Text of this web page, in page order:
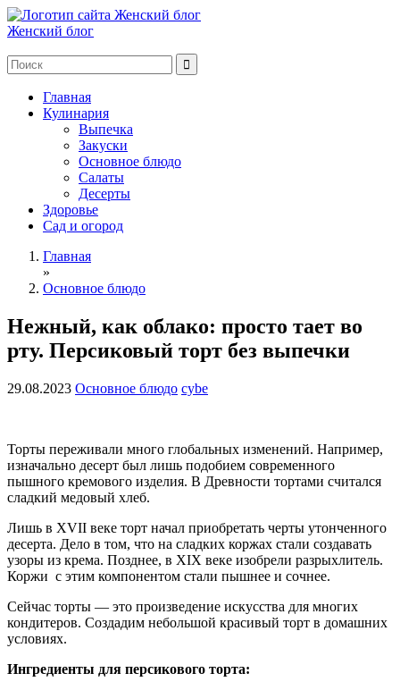
Женский блог
Главная
Кулинария
Выпечка
Закуски
Основное блюдо
Салаты
Десерты
Здоровье
Сад и огород
Главная
»
Основное блюдо
Нежный, как облако: просто тает во
рту. Персиковый торт без выпечки
29.08.2023 Основное блюдо cybe
Торты переживали много глобальных изменений. Например,
изначально десерт был лишь подобием современного
пышного кремового изделия. В Древности тортами считался
сладкий медовый хлеб.
Лишь в XVII веке торт начал приобретать черты утонченного
десерта. Дело в том, что на сладких коржах стали создавать
узоры из крема. Позднее, в XIX веке изобрели разрыхлитель.
Коржи с этим компонентом стали пышнее и сочнее.
Сейчас торты — это произведение искусства для многих
кондитеров. Создадим небольшой красивый торт в домашних
условиях.
Ингредиенты для персикового торта: